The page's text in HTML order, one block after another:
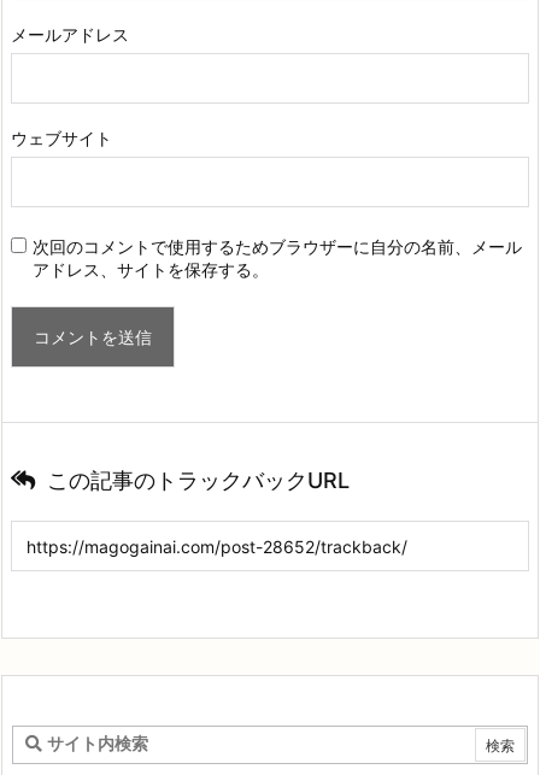
メールアドレス
ウェブサイト
次回のコメントで使用するためブラウザーに自分の名前、メール
アドレス、サイトを保存する。
この記事のトラックバックURL